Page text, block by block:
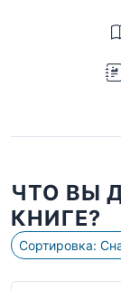
ЧТО ВЫ
КНИГЕ?